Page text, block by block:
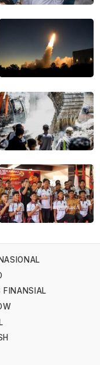
FINANSIAL